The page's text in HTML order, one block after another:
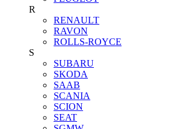
R
RENAULT
RAVON
ROLLS-ROYCE
S
SUBARU
SKODA
SAAB
SCANIA
SCION
SEAT